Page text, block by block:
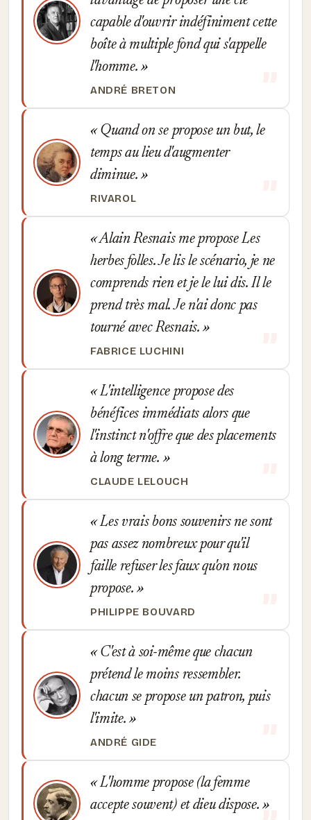
capable d'ouvrir indéfiniment cette
boîte à multiple fond qui s'appelle
l'homme.
ANDRÉ BRETON
Quand on se propose un but, le
temps au lieu d'augmenter
diminue.
RIVAROL
Alain Resnais me propose Les
herbes folles. Je lis le scénario, je ne
comprends rien et je le lui dis. Il le
prend très mal. Je n'ai donc pas
tourné avec Resnais.
FABRICE LUCHINI
L'intelligence propose des
bénéfices immédiats alors que
l'instinct n'offre que des placements
à long terme.
CLAUDE LELOUCH
Les vrais bons souvenirs ne sont
pas assez nombreux pour qu'il
faille refuser les faux qu'on nous
propose.
PHILIPPE BOUVARD
C'est à soi-même que chacun
prétend le moins ressembler.
chacun se propose un patron, puis
l'imite.
ANDRÉ GIDE
L'homme propose (la femme
accepte souvent) et dieu dispose.